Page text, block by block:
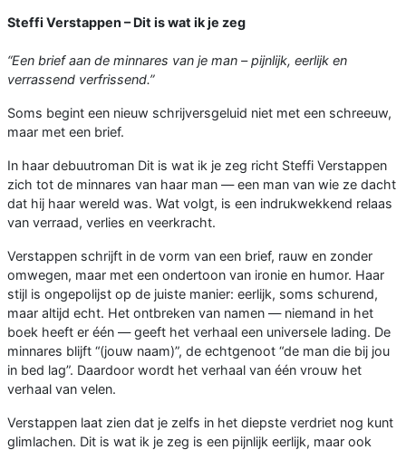
Steffi Verstappen – Dit is wat ik je zeg
“Een brief aan de minnares van je man – pijnlijk, eerlijk en
verrassend verfrissend.”
Soms begint een nieuw schrijversgeluid niet met een schreeuw,
maar met een brief.
In haar debuutroman Dit is wat ik je zeg richt Steffi Verstappen
zich tot de minnares van haar man — een man van wie ze dacht
dat hij haar wereld was. Wat volgt, is een indrukwekkend relaas
van verraad, verlies en veerkracht.
Verstappen schrijft in de vorm van een brief, rauw en zonder
omwegen, maar met een ondertoon van ironie en humor. Haar
stijl is ongepolijst op de juiste manier: eerlijk, soms schurend,
maar altijd echt. Het ontbreken van namen — niemand in het
boek heeft er één — geeft het verhaal een universele lading. De
minnares blijft “(jouw naam)”, de echtgenoot “de man die bij jou
in bed lag”. Daardoor wordt het verhaal van één vrouw het
verhaal van velen.
Verstappen laat zien dat je zelfs in het diepste verdriet nog kunt
glimlachen. Dit is wat ik je zeg is een pijnlijk eerlijk, maar ook